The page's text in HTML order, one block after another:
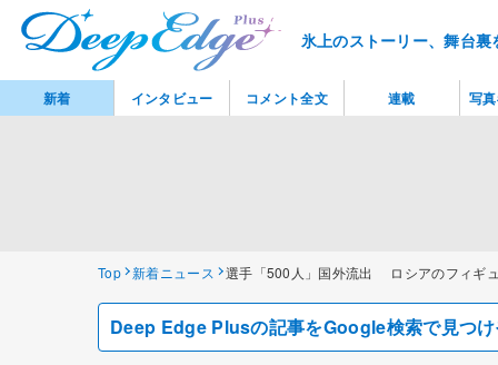
氷上のストーリー、舞台
Top 新着ニュース 選手「500人」国外流出 ロシアのフィギ
Deep Edge Plusの記事をGoogle検索で見つ
新着 インタビュー コメント全文 連載 写